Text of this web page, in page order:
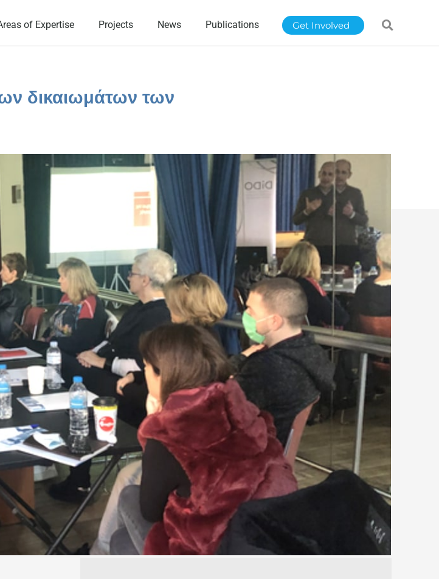
of Expertise Projects News Publications Get Involved
δικαιωμάτων των